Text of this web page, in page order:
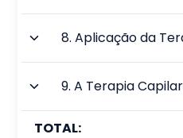
8.Aplicação da
9.A Terapia
TOTAL: